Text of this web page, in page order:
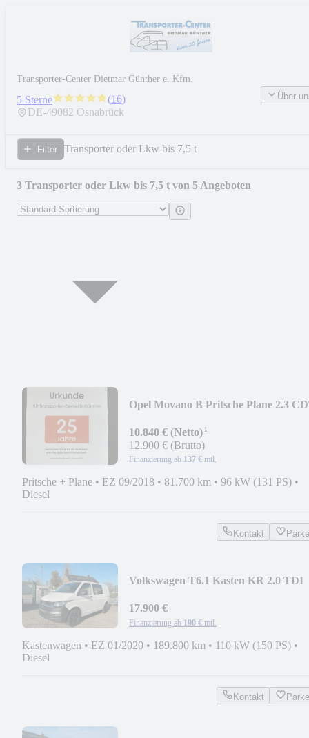
Transporter-Center Dietmar Günther e. Kfm.
5 Sterne (16)
DE-49082 Osnabrück
Über
Filter Transporter oder Lkw bis 7,5 t
3 Transporter oder Lkw bis 7,5 t von 5 Angeboten
Opel Movano B Pritsche Plane 2.3
10.840 € (Netto)¹
12.900 € (Brutto)
Finanzierung ab 137 € mtl.
Pritsche + Plane • EZ 09/2018 • 81.700 km • 96 kW (131 PS) •
Diesel
Kontakt
Volkswagen T6.1 Kasten KR 2.0 TDI
17.900 €
Finanzierung ab 190 € mtl.
Kastenwagen • EZ 01/2020 • 189.800 km • 110 kW (150 PS) •
Diesel
Kontakt